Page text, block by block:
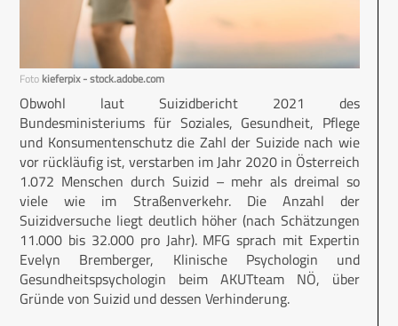
Foto kieferpix - stock.adobe.com
Obwohl laut Suizidbericht 2021 des
Bundesministeriums für Soziales, Gesundheit, Pflege
und Konsumentenschutz die Zahl der Suizide nach wie
vor rückläufig ist, verstarben im Jahr 2020 in Österreich
1.072 Menschen durch Suizid – mehr als dreimal so
viele wie im Straßenverkehr. Die Anzahl der
Suizidversuche liegt deutlich höher (nach Schätzungen
11.000 bis 32.000 pro Jahr). MFG sprach mit Expertin
Evelyn Bremberger, Klinische Psychologin und
Gesundheitspsychologin beim AKUTteam NÖ, über
Gründe von Suizid und dessen Verhinderung.